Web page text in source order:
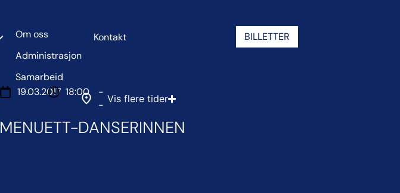
Om oss
Administrasjon
Samarbeid
Kontakt BILLETTER
19.03.2017 18:00
-
- Vis flere tider
MENUETT-DANSERINNEN